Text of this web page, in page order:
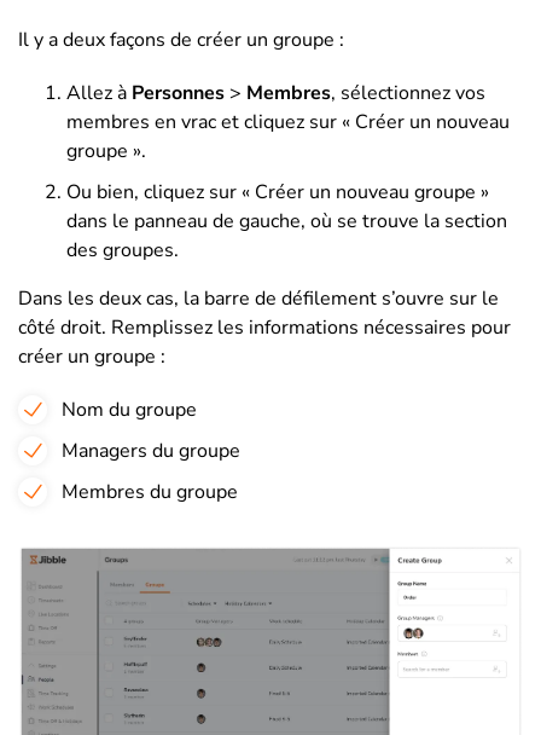
Il y a deux façons de créer un groupe :
Allez à Personnes > Membres, sélectionnez vos
membres en vrac et cliquez sur « Créer un nouveau
groupe ».
Ou bien, cliquez sur « Créer un nouveau groupe »
dans le panneau de gauche, où se trouve la section
des groupes.
Dans les deux cas, la barre de défilement s’ouvre sur le
côté droit. Remplissez les informations nécessaires pour
créer un groupe :
Nom du groupe
Managers du groupe
Membres du groupe